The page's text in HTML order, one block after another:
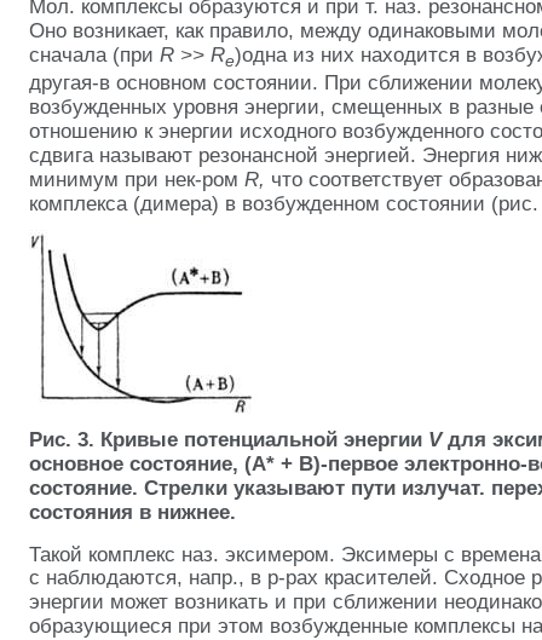
Мол. комплексы образуются и при т. наз.
Оно возникает, как правило, между одинаковыми
сначала (при R >> Re)одна из них находится в
другая-в основном состоянии. При сближении
возбужденных уровня энергии, смещенных в разные
отношению к энергии исходного возбужденного
сдвига называют резонансной энергией. Энергия
минимум при нек-ром R, что соответствует
комплекса (димера) в возбужденном состоянии
Рис. 3. Кривые потенциальной энергии Vдля
основное состояние, (А* + В)-первое электронно-
состояние. Стрелки указывают пути излучат.
состояния в нижнее.
Такой комплекс наз. эксимером. Эксимеры с
с наблюдаются, напр., в р-рах красителей. Сходное
энергии может возникать и при сближении
образующиеся при этом возбужденные комплексы